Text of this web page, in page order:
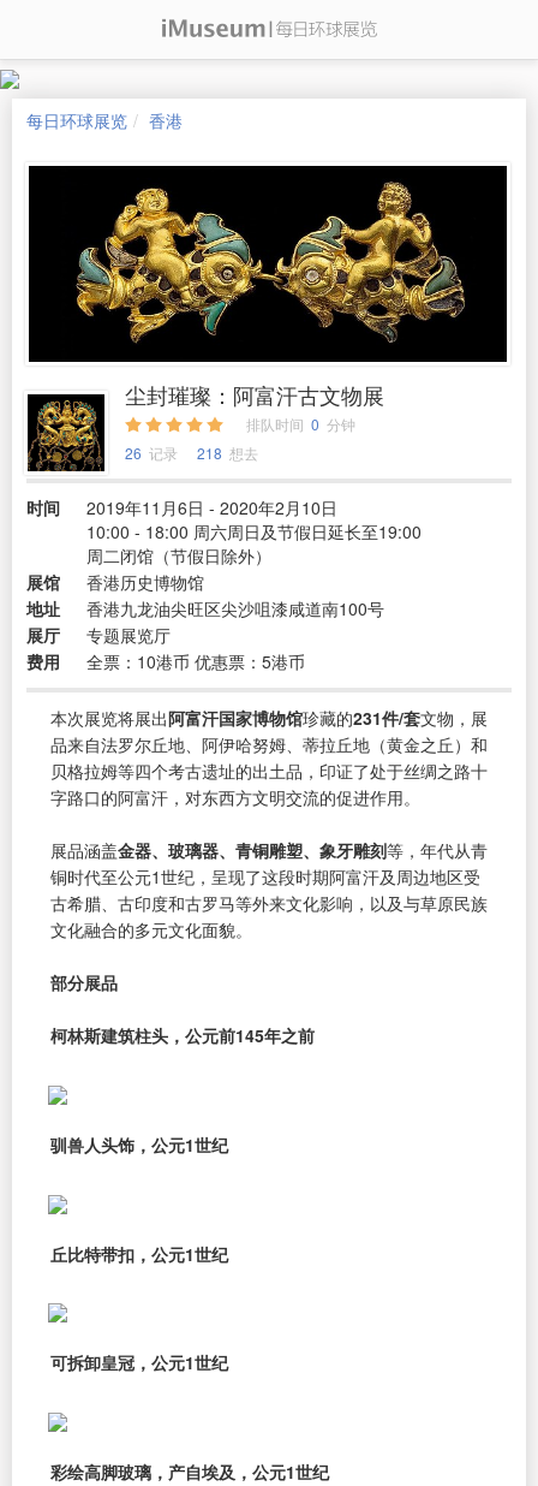
每日环球展览 香港
尘封璀璨：阿富汗古文物展
排队时间 0 分钟
26 记录 218 想去
时间
2019年11月6日 - 2020年2月10日
10:00 - 18:00 周六周日及节假日延长至19:00
周二闭馆（节假日除外）
展馆
香港历史博物馆
地址
香港九龙油尖旺区尖沙咀漆咸道南100号
展厅
专题展览厅
费用
全票：10港币 优惠票：5港币
本次展览将展出阿富汗国家博物馆珍藏的231件/套文物，展
品来自法罗尔丘地、阿伊哈努姆、蒂拉丘地（黄金之丘）和
贝格拉姆等四个考古遗址的出土品，印证了处于丝绸之路十
字路口的阿富汗，对东西方文明交流的促进作用。
展品涵盖金器、玻璃器、青铜雕塑、象牙雕刻等，年代从青
铜时代至公元1世纪，呈现了这段时期阿富汗及周边地区受
古希腊、古印度和古罗马等外来文化影响，以及与草原民族
文化融合的多元文化面貌。
部分展品
柯林斯建筑柱头，公元前145年之前
驯兽人头饰，公元1世纪
丘比特带扣，公元1世纪
可拆卸皇冠，公元1世纪
彩绘高脚玻璃，产自埃及，公元1世纪